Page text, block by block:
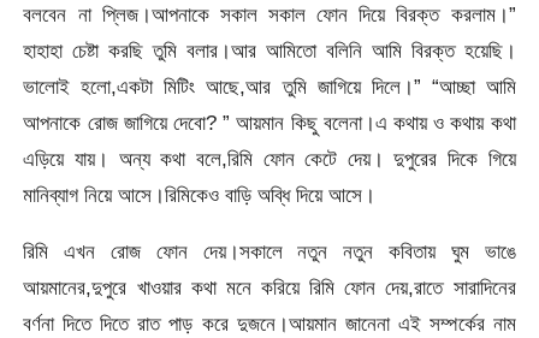
বলবেন না প্লিজ।আপনাকে সকাল সকাল ফোন দিয়ে বিরক্ত করলাম।”
হাহাহা চেষ্টা করছি তুমি বলার।আর আমিতো বলিনি আমি বিরক্ত হয়েছি।
ভালোই হলো,একটা মিটিং আছে,আর তুমি জাগিয়ে দিলে।” “আচ্ছা আমি
আপনাকে রোজ জাগিয়ে দেবো? ” আয়মান কিছু বলেনা।এ কথায় ও কথায় কথা
এড়িয়ে যায়। অন্য কথা বলে,রিমি ফোন কেটে দেয়। দুপুরের দিকে গিয়ে
মানিব্যাগ নিয়ে আসে।রিমিকেও বাড়ি অব্ধি দিয়ে আসে।
রিমি এখন রোজ ফোন দেয়।সকালে নতুন নতুন কবিতায় ঘুম ভাঙে
আয়মানের,দুপুরে খাওয়ার কথা মনে করিয়ে রিমি ফোন দেয়,রাতে সারাদিনের
বর্ণনা দিতে দিতে রাত পাড় করে দুজনে।আয়মান জানেনা এই সম্পর্কের নাম